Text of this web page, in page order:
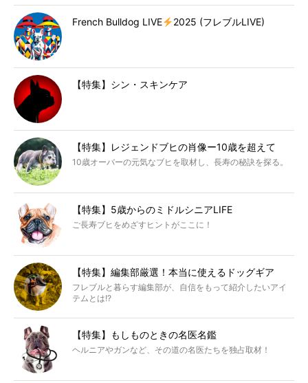
French Bulldog LIVE 2025 (フレブルLIVE)
【特集】シン・スキンケア
【特集】レジェンドブヒの肖像ー10歳を超えて
10歳オーバーの元気なブヒを取材し、長寿の秘訣を探る。
【特集】5歳からのミドルシニアLIFE
ご長寿ブヒをめざすヒントがここに！
【特集】編集部厳選！本当に使えるドッグギア
フレブルと暮らす編集部が、自信をもって紹介したいアイ
テムとは!?
【特集】もしものときの名医名鑑
ヘルニアやガンなど、その道の名医たちを独占取材！